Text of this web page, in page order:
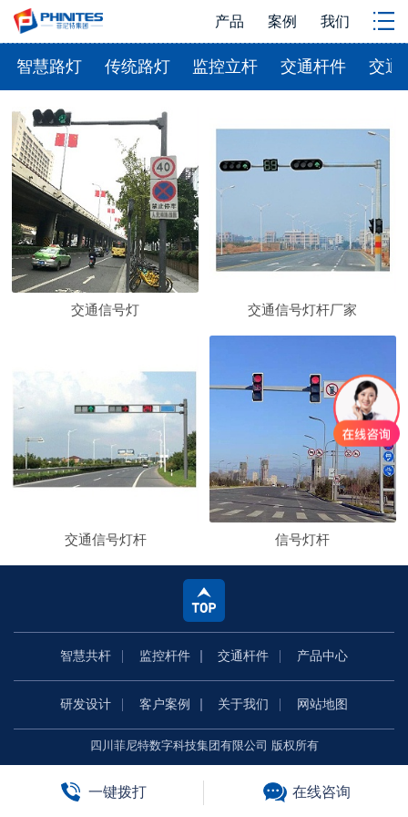
产品 案例 我们
智慧路灯 传统路灯 监控立杆 交通杆件 交通
交通信号灯 交通信号灯杆厂家
交通信号灯杆 信号灯杆
智慧共杆 监控杆件 交通杆件 产品中心
研发设计 客户案例 关于我们 网站地图
四川菲尼特数字科技集团有限公司 版权所有
一键拨打 在线咨询